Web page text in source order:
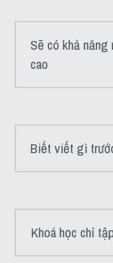
Sẽ có khả
cao
Biết viết gì
Khoá học chỉ